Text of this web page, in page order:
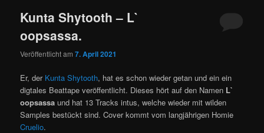
Kunta Shytooth – L​`​
oopsassa.
Veröffentlicht am7. April 2021
Er, der Kunta Shytooth, hat es schon wieder getan und ein ein
digtales Beattape veröffentlicht. Dieses hört auf den Namen L​`​
oopsassa und hat 13 Tracks intus, welche wieder mit wilden
Samples bestückt sind. Cover kommt vom langjährigen Homie
Cruelio.